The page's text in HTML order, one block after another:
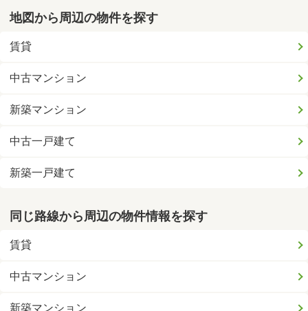
地図から周辺の物件を探す
賃貸
中古マンション
新築マンション
中古一戸建て
新築一戸建て
同じ路線から周辺の物件情報を探す
賃貸
中古マンション
新築マンション